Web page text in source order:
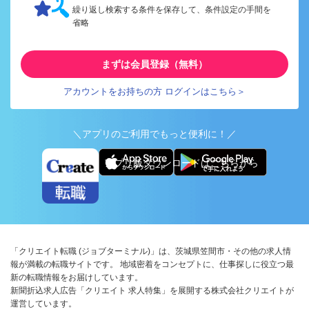
繰り返し検索する条件を保存して、条件設定の手間を
省略
まずは会員登録（無料）
アカウントをお持ちの方 ログインはこちら＞
＼アプリのご利用でもっと便利に！／
アプリ版ダウンロードはこちらから
「クリエイト転職 (ジョブターミナル)」は、茨城県笠間市・その他の求人情
報が満載の転職サイトです。 地域密着をコンセプトに、仕事探しに役立つ最
新の転職情報をお届けしています。
新聞折込求人広告「クリエイト 求人特集」を展開する株式会社クリエイトが
運営しています。